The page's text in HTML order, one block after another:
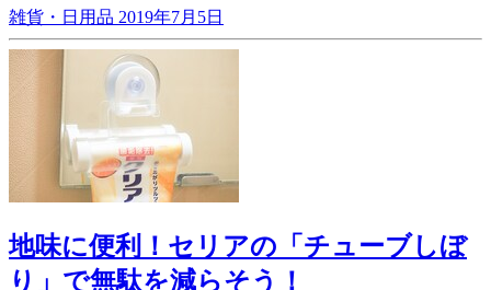
雑貨・日用品 2019年7月5日
地味に便利！セリアの「チューブしぼ
り」で無駄を減らそう！